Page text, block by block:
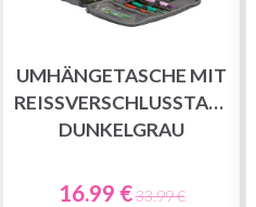
UMHÄNGETASCHE MIT
REISSVERSCHLUSSTASCHE, D
UNKELGRAU
16.99 €33.99 €